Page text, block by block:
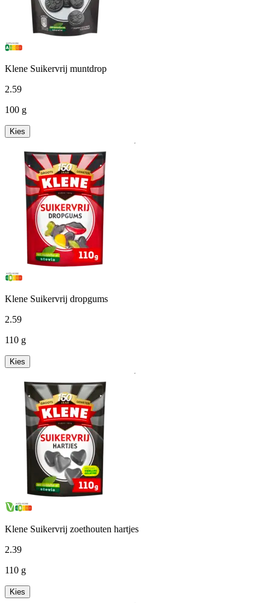
Klene Suikervrij muntdrop
2.59
100 g
Kies
Klene Suikervrij dropgums
2.59
110 g
Kies
Klene Suikervrij zoethouten hartjes
2.39
110 g
Kies